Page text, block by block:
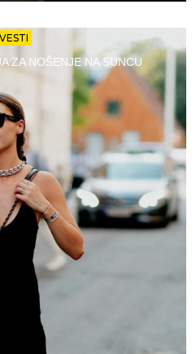
VESTI
ZA NOŠENJE NA SUNCU